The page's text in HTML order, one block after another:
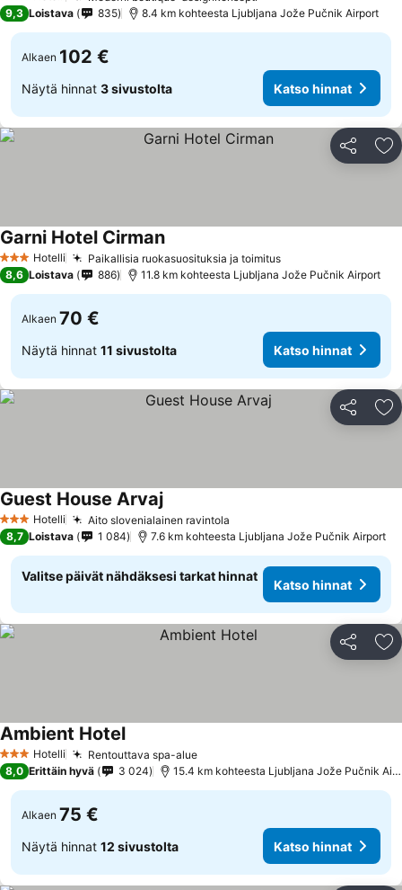
9,3 Loistava 835 8.4 km kohteesta Ljubljana Jože Pučnik Airport
Alkaen 102 €
Näytä hinnat 3 sivustolta Katso hinnat
Jaa
3 Tähtiluokitus
Hotelli Paikallisia ruokasuosituksia ja toimitusKatso hinnat
Garni Hotel CirmanKatso hinnat
8,6 Loistava 886 11.8 km kohteesta Ljubljana Jože Pučnik Airport
Alkaen 70 €
Näytä hinnat 11 sivustolta Katso hinnat
Jaa
3 Tähtiluokitus
Hotelli Aito slovenialainen ravintola
Guest House ArvajKatso hinnat
8,7 Loistava 1 084 7.6 km kohteesta Ljubljana Jože Pučnik Airport
Valitse päivät nähdäksesi tarkat hinnat
Katso hinnat
Jaa
3 Tähtiluokitus
Hotelli Rentouttava spa-alueKatso hinnat
Ambient HotelKatso hinnat
8,0 Erittäin hyvä 3 024 15.4 km kohteesta Ljubljana Jože Pučnik
Alkaen 75 €
Näytä hinnat 12 sivustolta Katso hinnat